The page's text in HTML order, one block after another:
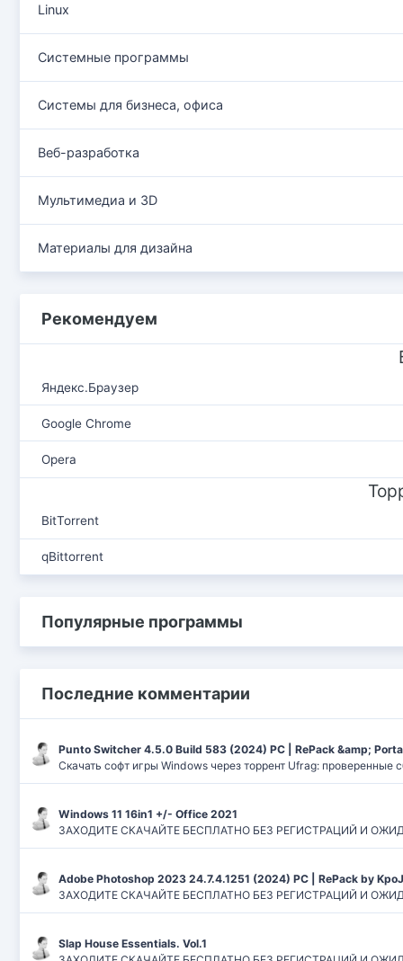
Linux
Системные программы
Системы для бизнеса, офиса
Веб-разработка
Мультимедиа и 3D
Материалы для дизайна
Рекомендуем
Яндекс.Браузер
Google Chrome
Opera
BitTorrent
qBittorrent
Популярные программы
Последние комментарии
Punto Switcher 4.5.0 Build 583 (2024) РС | RePack &amp;
Скачать софт игры Windows через торрент Ufrag: проверенные
Windows 11 16in1 +/- Office 2021
ЗАХОДИТЕ СКАЧАЙТЕ БЕСПЛАТНО БЕЗ РЕГИСТРАЦИЙ И
Adobe Photoshop 2023 24.7.4.1251 (2024) PC | RePack by
ЗАХОДИТЕ СКАЧАЙТЕ БЕСПЛАТНО БЕЗ РЕГИСТРАЦИЙ И
Slap House Essentials. Vol.1